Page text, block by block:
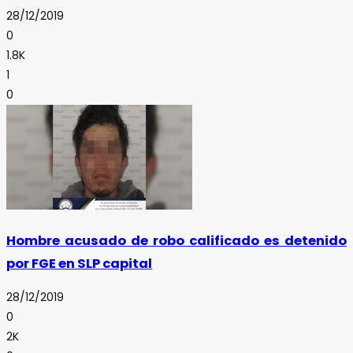
28/12/2019
0
1.8K
1
0
Hombre acusado de robo calificado es detenido
por FGE en SLP capital
28/12/2019
0
2K